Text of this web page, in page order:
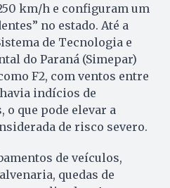
km/h e configuram um
no estado. Até a
de Tecnologia e
do Paraná (Simepar)
F2, com ventos entre
indícios de
que pode elevar a
de risco severo.
de veículos,
quedas de